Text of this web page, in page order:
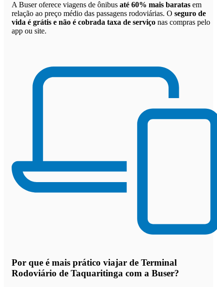
A Buser oferece viagens de ônibus até 60% mais baratas em
relação ao preço médio das passagens rodoviárias. O seguro de
vida é grátis e não é cobrada taxa de serviço nas compras pelo
app ou site.
Por que é mais prático viajar de Terminal
Rodoviário de Taquaritinga com a Buser?